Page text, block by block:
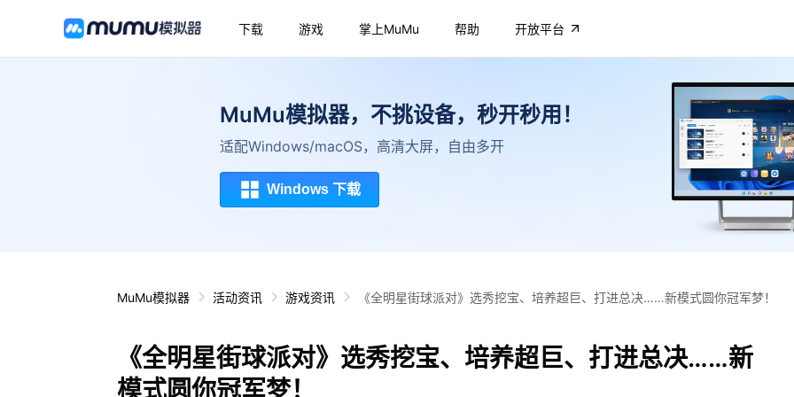
下载 游戏 掌上MuMu 帮助 开放平台
MuMu模拟器，不挑设备，秒开秒用！
适配Windows/macOS，高清大屏，自由多开
Windows 下载
MuMu模拟器 活动资讯 游戏资讯 《全明星街球派对》选秀挖宝、培养超巨、打进总决……新模式圆你冠军梦！
《全明星街球派对》选秀挖宝、培养超巨、打进总决……新
模式圆你冠军梦！